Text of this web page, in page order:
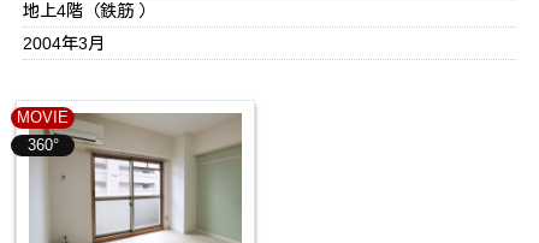
地上4階（鉄筋 ）
2004年3月
MOVIE
360°